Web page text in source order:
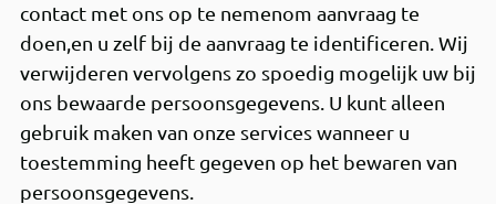
contact met ons op te nemenom aanvraag te
doen,en u zelf bij de aanvraag te identificeren. Wij
verwijderen vervolgens zo spoedig mogelijk uw bij
ons bewaarde persoonsgegevens. U kunt alleen
gebruik maken van onze services wanneer u
toestemming heeft gegeven op het bewaren van
persoonsgegevens.